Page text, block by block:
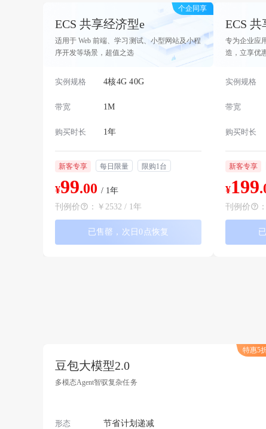
个企同享
ECS 共享经济型e
适用于 Web 前端、学习测试、小型网站及小程
序开发等场景，超值之选
实例规格 4核4G 40G
带宽 1M
购买时长 1年
新客专享 每日限量 限购1台
¥99.00 / 1年
刊例价
： ￥2532 / 1年
已售罄，次日0点恢复
ECS
专为企业应
造，立享优
实例规格
带宽
购买时长
新客专享
¥199
刊例价
：
特惠5
豆包大模型2.0
多模态Agent智驭复杂任务
形态 节省计划递减